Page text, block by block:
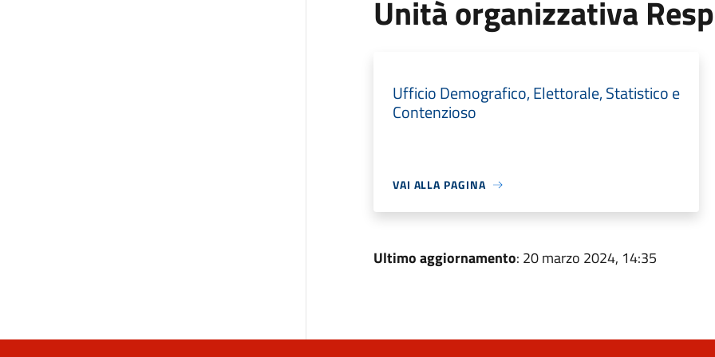
Unità organizzativa
Ufficio Demografico, Elettorale, Statistico e
Contenzioso
VAI ALLA PAGINA
Ultimo aggiornamento: 20 marzo 2024, 14:35